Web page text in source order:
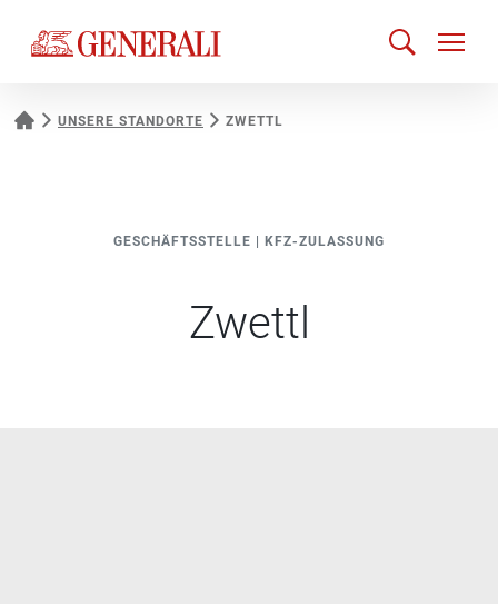
UNSERE STANDORTE ZWETTL
GESCHÄFTSSTELLE KFZ-ZULASSUNG
Zwettl